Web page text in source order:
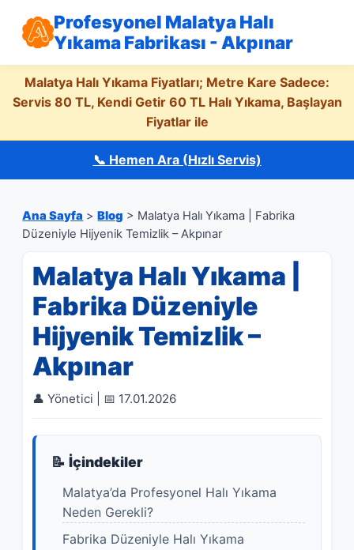
Profesyonel Malatya Halı
Yıkama Fabrikası - Akpınar
Malatya Halı Yıkama Fiyatları; Metre Kare Sadece:
Servis 80 TL, Kendi Getir 60 TL Halı Yıkama, Başlayan
Fiyatlar ile
📞 Hemen Ara (Hızlı Servis)
Ana Sayfa >Blog > Malatya Halı Yıkama | Fabrika
Düzeniyle Hijyenik Temizlik – Akpınar
Malatya Halı Yıkama |
Fabrika Düzeniyle
Hijyenik Temizlik –
Akpınar
👤 Yönetici | 📅 17.01.2026
📝 İçindekiler
Malatya’da Profesyonel Halı Yıkama
Neden Gerekli?
Fabrika Düzeniyle Halı Yıkama